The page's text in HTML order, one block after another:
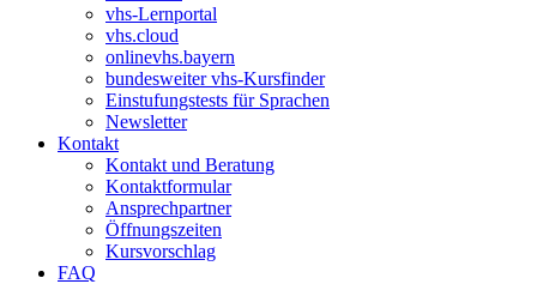
vhs-Lernportal
vhs.cloud
onlinevhs.bayern
bundesweiter vhs-Kursfinder
Einstufungstests für Sprachen
Newsletter
Kontakt
Kontakt und Beratung
Kontaktformular
Ansprechpartner
Öffnungszeiten
Kursvorschlag
FAQ